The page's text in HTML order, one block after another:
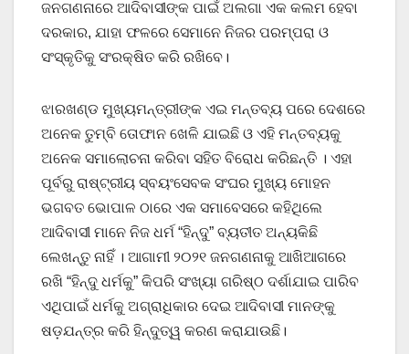
ଜନଗଣନାରେ ଆଦିବାସୀଙ୍କ ପାଇଁ ଅଲଗା ଏକ କଲମ ହେବା
ଦରକାର, ଯାହା ଫଳରେ ସେମାନେ ନିଜର ପରମ୍ପରା ଓ
ସଂସ୍କୃତିକୁ ସଂରକ୍ଷିତ କରି ରଖିବେ।
ଝାରଖଣ୍ଡ ମୁଖ୍ୟମନ୍ତ୍ରୀଙ୍କ ଏଇ ମନ୍ତବ୍ୟ ପରେ ଦେଶରେ
ଅନେକ ତୁମ୍ବି ତୋଫାନ ଖେଳି ଯାଇଛି ଓ ଏହି ମନ୍ତବ୍ୟକୁ
ଅନେକ ସମାଲୋଚନା କରିବା ସହିତ ବିରୋଧ କରିଛନ୍ତି । ଏହା
ପୂର୍ବରୁ ରାଷ୍ଟ୍ରୀୟ ସ୍ବୟଂସେବକ ସଂଘର ମୁଖ୍ୟ ମୋହନ
ଭଗବତ ଭୋପାଳ ଠାରେ ଏକ ସମାବେସରେ କହିଥିଲେ
ଆଦିବାସୀ ମାନେ ନିଜ ଧର୍ମ “ହିନ୍ଦୁ” ବ୍ୟତୀତ ଅନ୍ୟକିଛି
ଲେଖନ୍ତୁ ନାହିଁ । ଆଗାମୀ ୨୦୨୧ ଜନଗଣନାକୁ ଆଖିଆଗରେ
ରଖି “ହିନ୍ଦୁ ଧର୍ମକୁ” କିପରି ସଂଖ୍ୟା ଗରିଷ୍ଠ ଦର୍ଶାଯାଇ ପାରିବ
ଏଥିପାଇଁ ଧର୍ମକୁ ଅଗ୍ରାଧିକାର ଦେଇ ଆଦିବାସୀ ମାନଙ୍କୁ
ଷଡ଼ଯନ୍ତ୍ର କରି ହିନ୍ଦୁତ୍ୱ କରଣ କରାଯାଉଛି।